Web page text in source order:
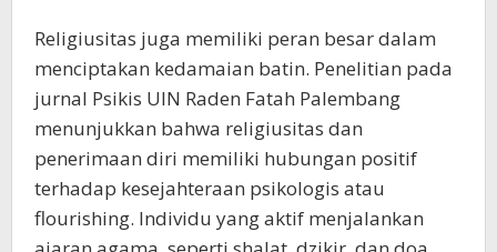
Religiusitas juga memiliki peran besar dalam
menciptakan kedamaian batin. Penelitian pada
jurnal Psikis UIN Raden Fatah Palembang
menunjukkan bahwa religiusitas dan
penerimaan diri memiliki hubungan positif
terhadap kesejahteraan psikologis atau
flourishing. Individu yang aktif menjalankan